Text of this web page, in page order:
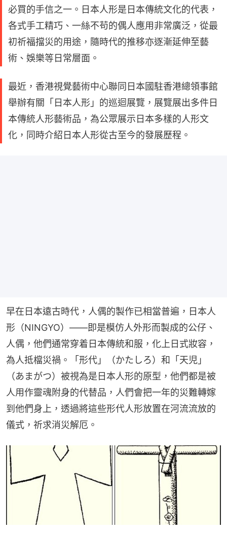
必買的手信之一。日本人形是日本傳統文化的代表，
各式手工精巧、一絲不苟的偶人應用非常廣泛，從最
初祈福擋災的用途，隨時代的推移亦逐漸延伸至藝
術、娛樂等日常層面。
最近，香港視覺藝術中心聯同日本國駐香港總領事館
舉辦有關「日本人形」的巡迴展覽，展覽展出多件日
本傳統人形藝術品，為公眾展示日本多樣的人形文
化，同時介紹日本人形從古至今的發展歷程。
早在日本遠古時代，人偶的製作已相當普遍，日本人
形（NINGYO）——即是模仿人外形而製成的公仔、
人偶，他們通常穿着日本傳統和服，化上日式妝容，
為人抵檔災禍。「形代」（かたしろ）和「天児」
（あまがつ）被視為是日本人形的原型，他們都是被
人用作靈魂附身的代替品，人們會把一年的災難轉嫁
到他們身上，透過將這些形代人形放置在河流流放的
儀式，祈求消災解厄。